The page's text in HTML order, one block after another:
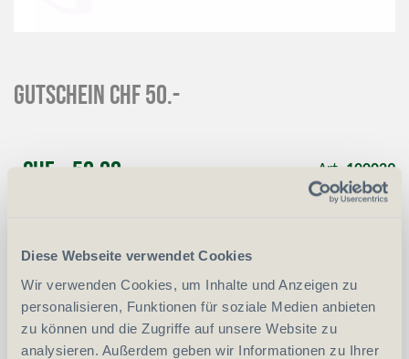
Diese Webseite verwendet Cookies
Wir verwenden Cookies, um Inhalte und Anzeigen zu
personalisieren, Funktionen für soziale Medien anbieten
zu können und die Zugriffe auf unsere Website zu
analysieren. Außerdem geben wir Informationen zu Ihrer
Gutschein CHF 50.-
CHF 50.00 Art. 100029
vergleichen In den Warenkorb